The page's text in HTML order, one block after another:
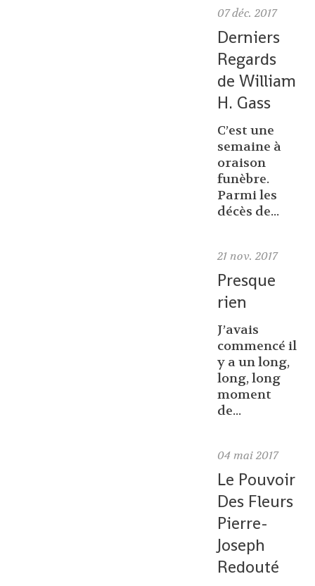
07 déc. 2017
Derniers
Regards
de William
H. Gass
C’est une
semaine à
oraison
funèbre.
Parmi les
décès de...
21 nov. 2017
Presque
rien
J’avais
commencé il
y a un long,
long, long
moment
de...
04 mai 2017
Le Pouvoir
Des Fleurs
Pierre-
Joseph
Redouté